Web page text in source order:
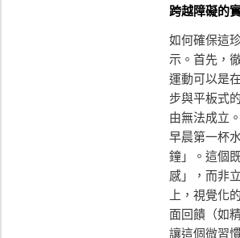
跨越障礙的
如何確保這
示。首先，
運動可以是
步與平板式
由無法成立
早晨第一杯
鐘」。這個
感」，而非
上，視覺化
面回饋（如
讓這個微習